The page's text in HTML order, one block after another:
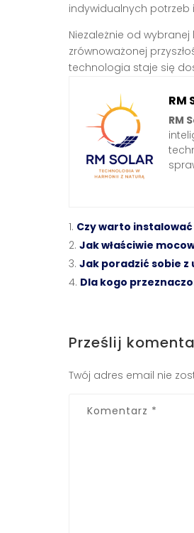
indywidualnych potrzeb
Niezależnie od
zrównoważonej
technologia staje się
RM
RM
Czy warto
Jak właściwie
Jak poradzić sobie z
Dla kogo
Prześlij
Twój adres email nie